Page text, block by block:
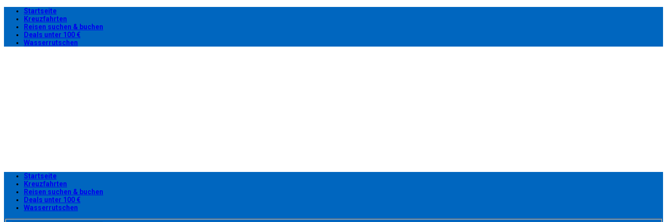
Startseite
Kreuzfahrten
Reisen suchen & buchen
Deals unter 100 €
Wasserrutschen
Startseite
Kreuzfahrten
Reisen suchen & buchen
Deals unter 100 €
Wasserrutschen